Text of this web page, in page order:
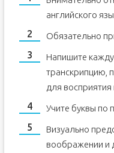
английского
Обязательно
Напишите
транскрипцию,
для
Учите буквы по
Визуально
воображении и